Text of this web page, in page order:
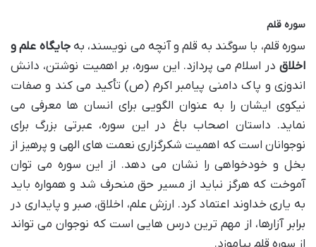
سوره قلم
سوره قلم، با سوگند به قلم و آنچه می نویسند، بهجایگاه علم و
اخلاق در اسلام می پردازد. این سوره، بر اهمیت نوشتن، دانش
اندوزی و پاک دامنی پیامبر اکرم (ص) تأکید می کند و صفات
نیکوی ایشان را به عنوان الگویی برای انسان ها معرفی می
نماید. داستان اصحاب باغ در این سوره، عبرتی بزرگ برای
نوجوانان است که اهمیت شکرگزاری نعمت های الهی و پرهیز از
بخل و خودخواهی را نشان می دهد. از این سوره می توان
آموخت که هرگز نباید از مسیر حق منحرف شد و همواره باید
به یاری خداوند اعتماد کرد. ارزش علم، اخلاق، صبر و پایداری در
برابر آزارها، از مهم ترین درس هایی است که نوجوان می تواند